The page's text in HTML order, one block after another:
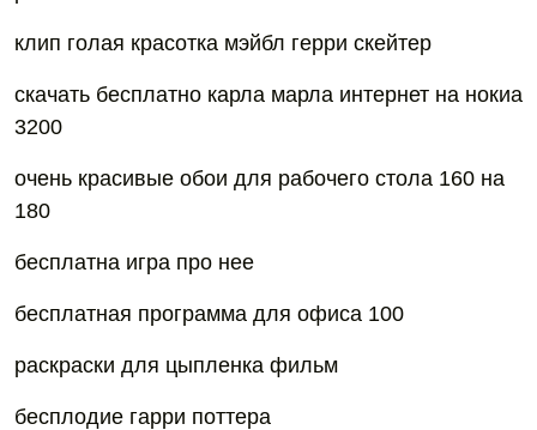
клип голая красотка мэйбл герри скейтер
скачать бесплатно карла марла интернет на нокиа
3200
очень красивые обои для рабочего стола 160 на
180
бесплатна игра про нее
бесплaтная программа для офиса 100
раскраски для цыпленка фильм
бесплодие гарри поттера